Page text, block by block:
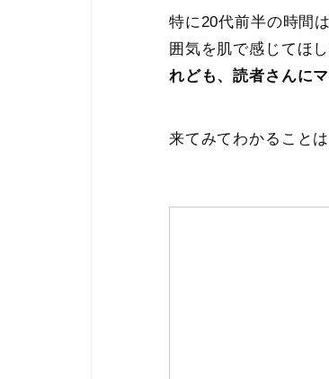
特に20代前半の時間
囲気を肌で感じてほ
れども、読者さんに
来てみてわかること